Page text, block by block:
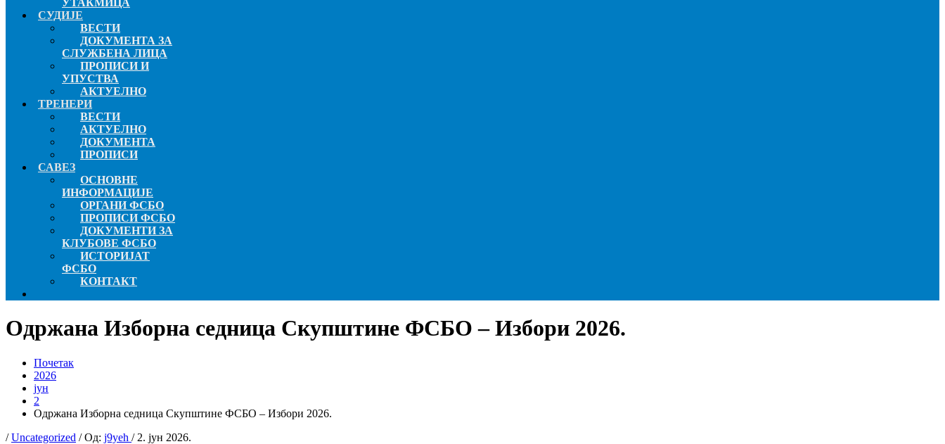
УТАКМИЦА
СУДИЈЕ
ВЕСТИ
ДОКУМЕНТА ЗА
СЛУЖБЕНА ЛИЦА
ПРОПИСИ И
УПУСТВА
АКТУЕЛНО
ТРЕНЕРИ
ВЕСТИ
АКТУЕЛНО
ДОКУМЕНТА
ПРОПИСИ
САВЕЗ
ОСНОВНЕ
ИНФОРМАЦИЈЕ
ОРГАНИ ФСБО
ПРОПИСИ ФСБО
ДОКУМЕНТИ ЗА
КЛУБОВЕ ФСБО
ИСТОРИЈАТ
ФСБО
КОНТАКТ
Одржана Изборна седница Скупштине ФСБО – Избори 2026.
Почетак
2026
јун
2
Одржана Изборна седница Скупштине ФСБО – Избори 2026.
/Uncategorized / Од: j9yeh / 2. јун 2026.